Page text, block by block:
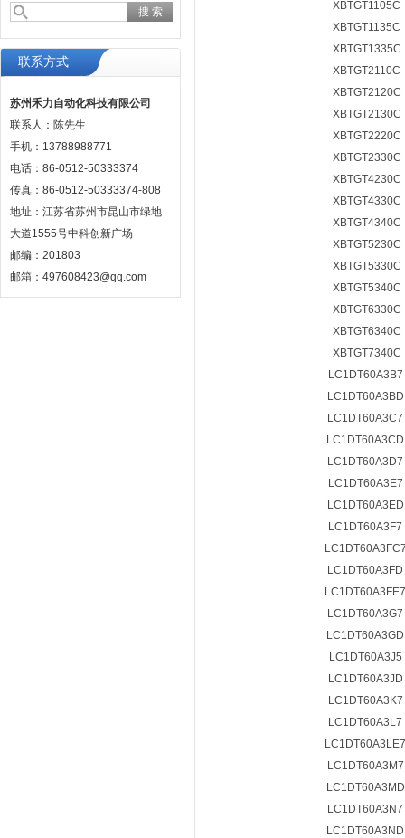
联系方式
苏州禾力自动化科技有限公司
联系人：陈先生
手机：13788988771
电话：86-0512-50333374
传真：86-0512-50333374-808
地址：江苏省苏州市昆山市绿地
大道1555号中科创新广场
邮编：201803
邮箱：497608423@qq.com
XBTGT1105C
XBTGT1135C
XBTGT1335C
XBTGT2110C
XBTGT2120C
XBTGT2130C
XBTGT2220C
XBTGT2330C
XBTGT4230C
XBTGT4330C
XBTGT4340C
XBTGT5230C
XBTGT5330C
XBTGT5340C
XBTGT6330C
XBTGT6340C
XBTGT7340C
LC1DT60A3B7
LC1DT60A3C7
LC1DT60A3D7
LC1DT60A3E7
LC1DT60A3F7
LC1DT60A3FD
LC1DT60A3G7
LC1DT60A3J5
LC1DT60A3JD
LC1DT60A3K7
LC1DT60A3L7
LC1DT60A3N7